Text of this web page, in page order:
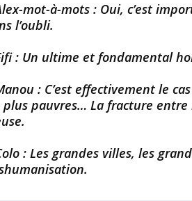
mot-à-mots : Oui, c’est
l’oubli.
: Un ultime et fondamental
: C’est effectivement le
plus pauvres… La fracture
: Les grandes villes, les